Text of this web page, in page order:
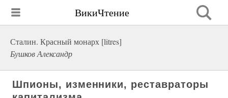
ВикиЧтение
Сталин. Красный монарх [litres]
Бушков Александр
Шпионы, изменники, реставраторы